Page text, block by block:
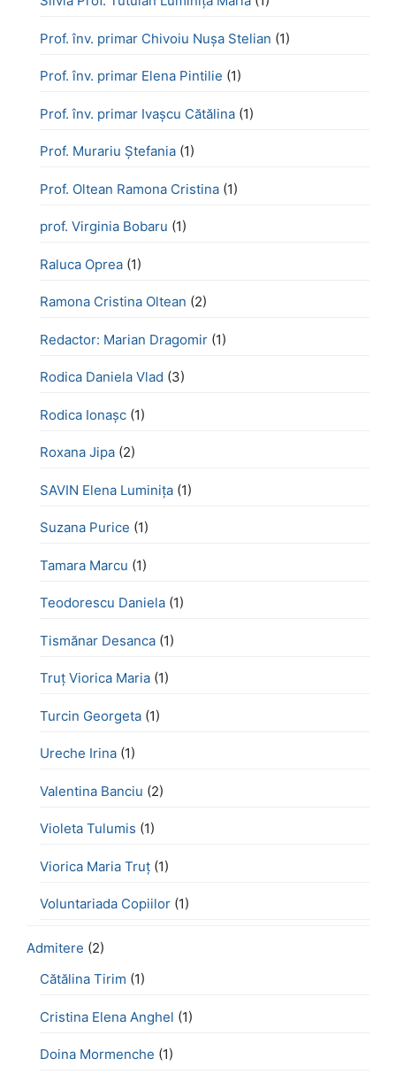
Prof. înv. primar Chivoiu Nușa Stelian (1)
Prof. înv. primar Elena Pintilie (1)
Prof. înv. primar Ivașcu Cătălina (1)
Prof. Murariu Ștefania (1)
Prof. Oltean Ramona Cristina (1)
prof. Virginia Bobaru (1)
Raluca Oprea (1)
Ramona Cristina Oltean (2)
Redactor: Marian Dragomir (1)
Rodica Daniela Vlad (3)
Rodica Ionașc (1)
Roxana Jipa (2)
SAVIN Elena Luminița (1)
Suzana Purice (1)
Tamara Marcu (1)
Teodorescu Daniela (1)
Tismănar Desanca (1)
Truț Viorica Maria (1)
Turcin Georgeta (1)
Ureche Irina (1)
Valentina Banciu (2)
Violeta Tulumis (1)
Viorica Maria Truț (1)
Voluntariada Copiilor (1)
Admitere (2)
Cătălina Tirim (1)
Cristina Elena Anghel (1)
Doina Mormenche (1)